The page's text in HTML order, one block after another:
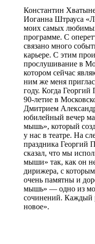
Константин
Иоганна Штрауса
моих самых
программе. С
связано много
карьере. С этим
прослушивание в
котором сейчас
ним же меня
году. Когда
90-летие в
Дмитрием
юбилейный вечер
мышь», который
у нас в театре. На
праздника Георгий
сказал, что мы
мыши» так, как он
дирижера, с
очень памятны и
мышь» — одно из
сочинений. Каждый
новое».